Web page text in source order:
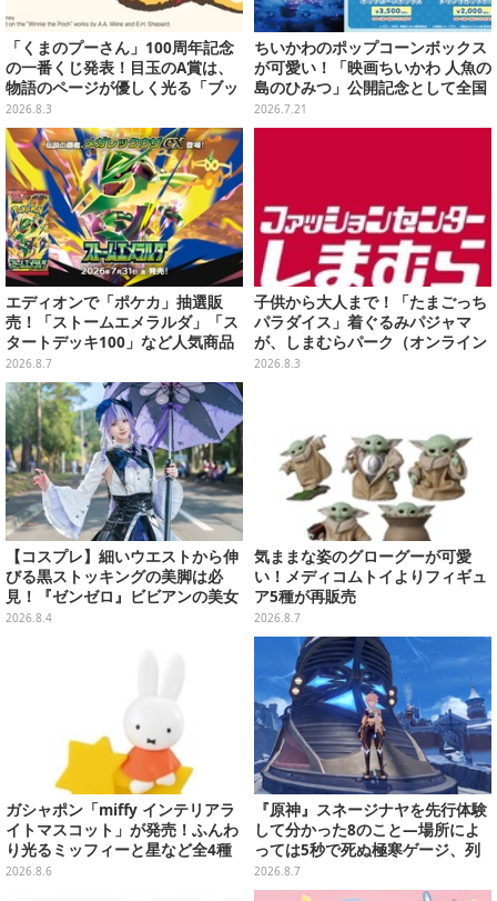
「くまのプーさん」100周年記念
の一番くじ発表！目玉のA賞は、
物語のページが優しく光る「ブッ
クシェイプドライト」
2026.8.3
ちいかわのポップコーンボックス
が可愛い！「映画ちいかわ 人魚の
島のひみつ」公開記念として全国
劇場で販売決定、セイレーンドリ
ンクカップホルダーも
2026.7.21
エディオンで「ポケカ」抽選販
売！「ストームエメラルダ」「ス
タートデッキ100」など人気商品
が対象
2026.8.7
子供から大人まで！「たまごっち
パラダイス」着ぐるみパジャマ
が、しまむらパーク（オンライン
ストア）にて受注生産
2026.8.3
【コスプレ】細いウエストから伸
びる黒ストッキングの美脚は必
見！『ゼンゼロ』ビビアンの美女
レイヤーが優雅に降臨【写真9
2026.8.4
気ままな姿のグローグーが可愛
い！メディコムトイよりフィギュ
ア5種が再販売
2026.8.7
ガシャポン「miffy インテリアラ
イトマスコット」が発売！ふんわ
り光るミッフィーと星など全4種
ラインナップ
2026.8.6
『原神』スネージナヤを先行体験
して分かった8のこと―場所によ
っては5秒で死ぬ極寒ゲージ、列
車は“ダイナミック途中下車”可能
など自由度高め
2026.8.7